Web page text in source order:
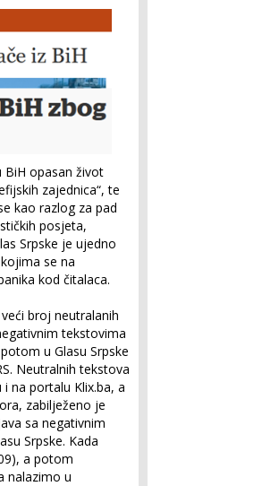
BiH opasan život
zajednica“, te
kao razlog za pad
posjeta,
Srpske je ujedno
se na
kod čitalaca.
broj neutralanih
tekstovima
u Glasu Srpske
Neutralnih tekstova
na portalu Klix.ba, a
zabilježeno je
sa negativnim
Srp­ske. Kada
a potom
nalazimo u